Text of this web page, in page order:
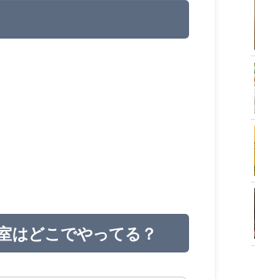
はどこでやってる？